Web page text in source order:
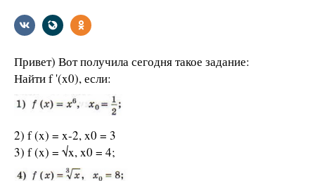
Привет) Вот получила сегодня такое задание:
Найти f '(x0), если:
2) f (x) = x-2, x0 = 3
3) f (x) = √x, x0 = 4;